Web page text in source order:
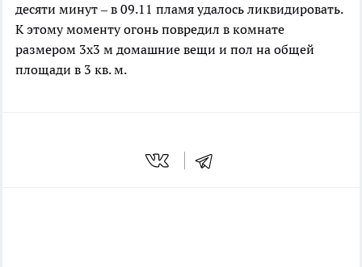
десяти минут – в 09.11 пламя удалось ликвидировать.
К этому моменту огонь повредил в комнате
размером 3х3 м домашние вещи и пол на общей
площади в 3 кв. м.